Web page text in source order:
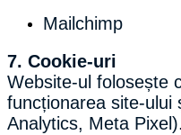
Mailchimp
7. Cookie-uri
Website-ul folosește
funcționarea site-ului
Analytics, Meta Pixel).